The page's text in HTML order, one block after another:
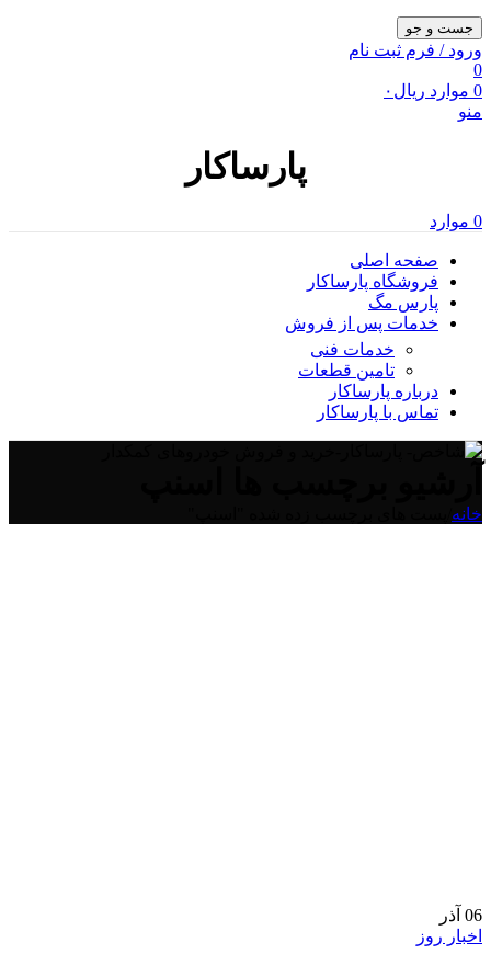
جست و جو
ورود / فرم ثبت نام
0
0 موارد ریال ۰
منو
پارساکار
0 موارد
صفحه اصلی
فروشگاه پارساکار
پارس مگ
خدمات پس از فروش
خدمات فنی
تامین قطعات
درباره پارساکار
تماس با پارساکار
خانه
06 آذر
اخبار روز